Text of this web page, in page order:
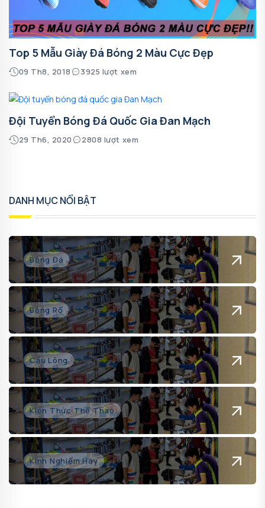
Top 5 Mẫu Giày Đá Bóng 2 Màu Cực Đẹp
09 Th8, 2018 3925 lượt xem
Đội Tuyển Bóng Đá Quốc Gia Đan Mạch
29 Th6, 2020 2808 lượt xem
DANH MỤC NỔI BẬT
Bóng Đá
Bóng Rổ
Cầu Lông
Kiến Thức Thể Thao
Kinh Nghiệm Hay